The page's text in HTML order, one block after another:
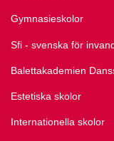
Gymnasieskolor
Sfi - svenska för
Balettakademien
Estetiska skolor
Internationella skolor